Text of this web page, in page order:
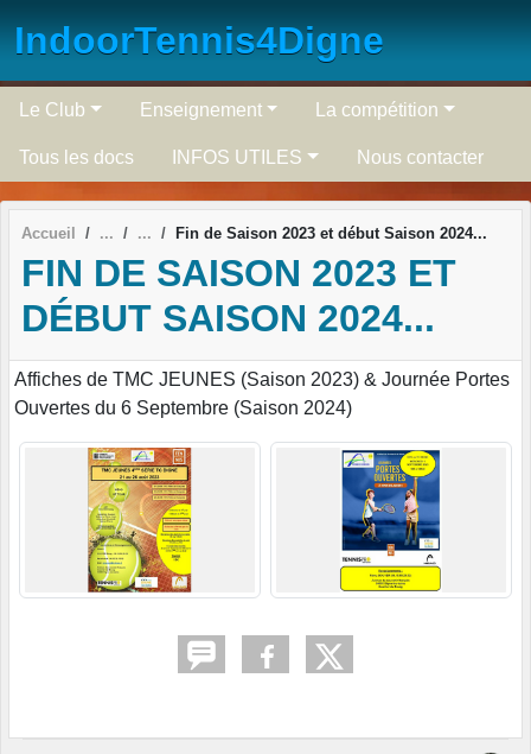
IndoorTennis4Digne
Le Club Enseignement La compétition
Tous les docs INFOS UTILES Nous contacter
Accueil Fin de Saison 2023 et début Saison 2024...
FIN DE SAISON 2023 ET
DÉBUT SAISON 2024...
Affiches de TMC JEUNES (Saison 2023) & Journée Portes
Ouvertes du 6 Septembre (Saison 2024)